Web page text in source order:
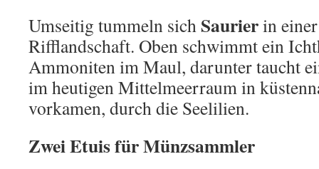
Umseitig tummeln sich Saurierin
Rifflandschaft. Oben schwimmt ein
Ammoniten im Maul, darunter taucht
im heutigen Mittelmeerraum in
vorkamen, durch die Seelilien.
Zwei Etuis für Münzsammler